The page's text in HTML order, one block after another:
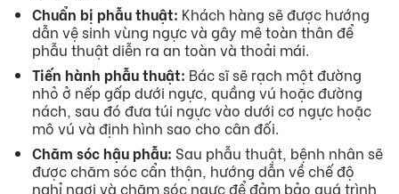
Chuẩn bị phẫu thuật: Khách hàng sẽ được hướng
dẫn vệ sinh vùng ngực và gây mê toàn thân để
phẫu thuật diễn ra an toàn và thoải mái.
Tiến hành phẫu thuật: Bác sĩ sẽ rạch một đường
nhỏ ở nếp gấp dưới ngực, quầng vú hoặc đường
nách, sau đó đưa túi ngực vào dưới cơ ngực hoặc
mô vú và định hình sao cho cân đối.
Chăm sóc hậu phẫu: Sau phẫu thuật, bệnh nhân sẽ
được chăm sóc cẩn thận, hướng dẫn về chế độ
nghỉ ngơi và chăm sóc ngực để đảm bảo quá trình